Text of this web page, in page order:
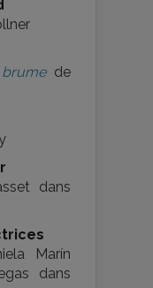
de
dans
Marín
dans